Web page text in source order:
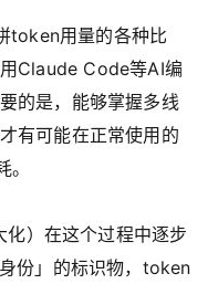
token用量的各种比
Claude Code等AI编
的是，能够掌握多线
有可能在正常使用的
）在这个过程中逐步
份」的标识物，token